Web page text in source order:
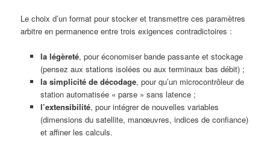
Le choix d’un format pour stocker et transmettre ces paramètres
arbitre en permanence entre trois exigences contradictoires :
la légèreté, pour économiser bande passante et stockage
(pensez aux stations isolées ou aux terminaux bas débit) ;
la simplicité de décodage, pour qu’un microcontrôleur de
station automatisée « parse » sans latence ;
l’extensibilité, pour intégrer de nouvelles variables
(dimensions du satellite, manœuvres, indices de confiance)
et affiner les calculs.